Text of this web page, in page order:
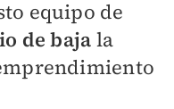
equipo de
de baja la